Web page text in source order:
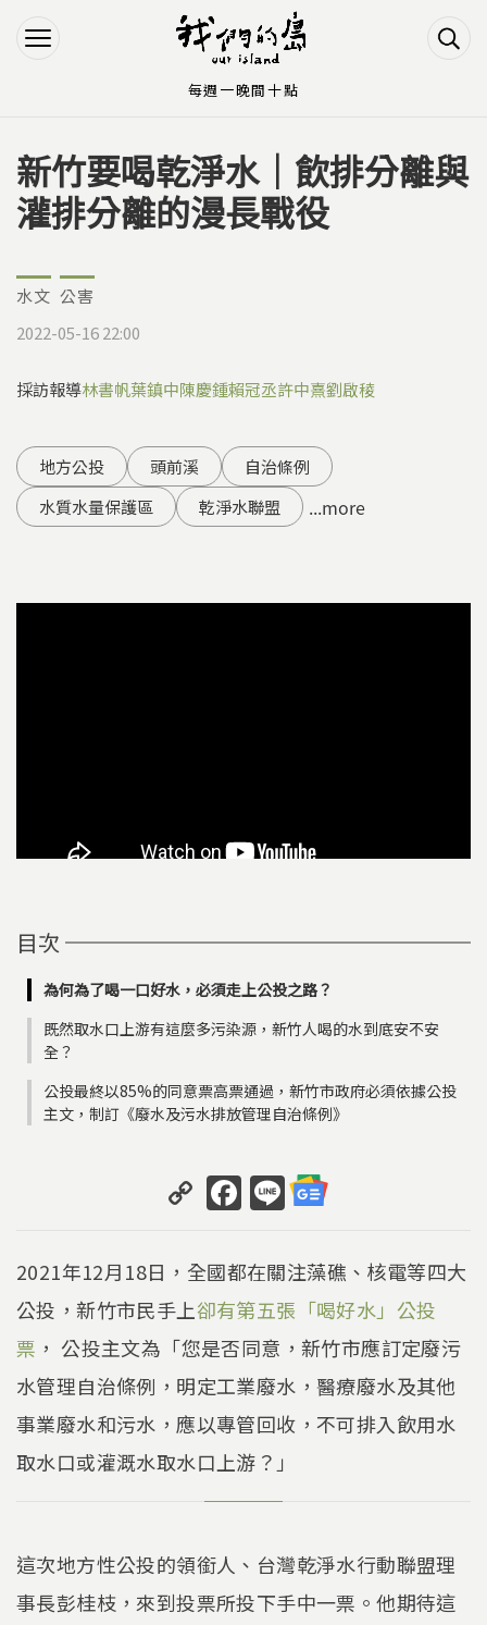
Jump to Navigation
Jump to Main content
您在這裡
新竹要喝乾淨水｜飲排分離與
灌排分離的漫長戰役
水文 公害
2022-05-16 22:00
採訪報導林書帆葉鎮中陳慶鍾賴冠丞許中熹劉啟稜
地方公投 頭前溪
自治條例
水質水量保護區
乾淨水聯盟 ...more
目次
為何為了喝一口好水，必須走上公投之路？
既然取水口上游有這麼多污染源，新竹人喝的水到底安不安
全？
公投最終以85%的同意票高票通過，新竹市政府必須依據公投
主文，制訂《廢水及污水排放管理自治條例》
C
o
p
y
Li
n
k
F
a
c
e
b
o
o
k
Li
n
e
2021年12月18日，全國都在關注藻礁、核電等四大
公投，新竹市民手上卻有第五張「喝好水」公投
票 ， 公投主文為「您是否同意，新竹市應訂定廢污
水管理自治條例，明定工業廢水，醫療廢水及其他
事業廢水和污水，應以專管回收，不可排入飲用水
取水口或灌溉水取水口上游？」
這次地方性公投的領銜人、台灣乾淨水行動聯盟理
事長彭桂枝，來到投票所投下手中一票。他期待這
每週一晚間十點